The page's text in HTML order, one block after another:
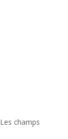
Les champs